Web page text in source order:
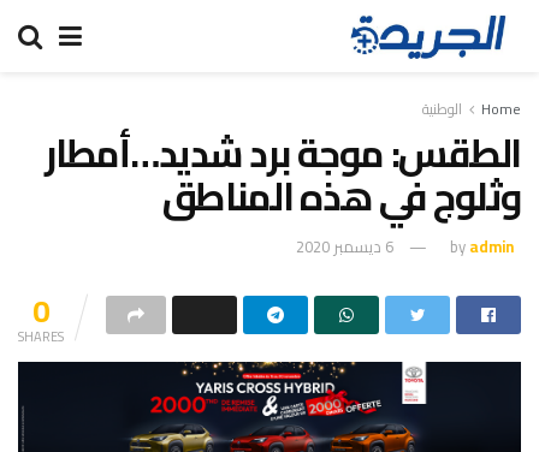
Home الوطنية
الطقس: موجة برد شديد…أمطار
وثلوج في هذه المناطق
byadmin 6 ديسمبر 2020
0
SHARES